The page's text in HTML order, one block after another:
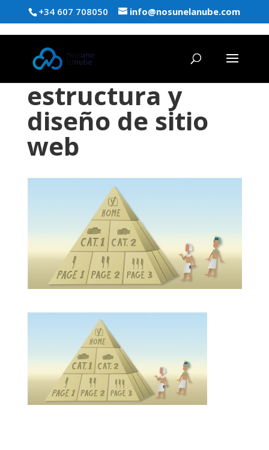
+34 607 708050 info@nosunelanube.com
estructura y
diseño de sitio
web